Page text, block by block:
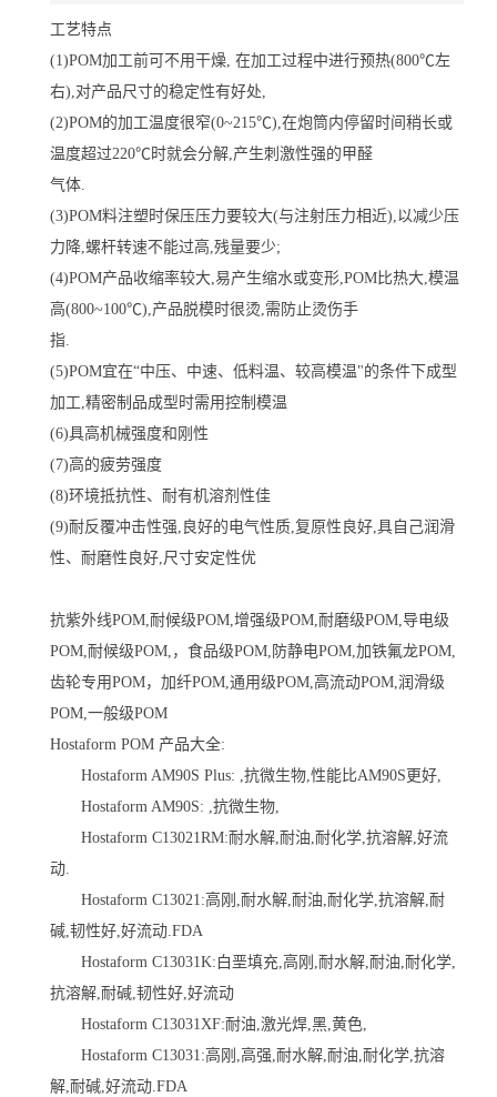
工艺特点
(1)POM加工前可不用干燥, 在加工过程中进行预热(800℃左
右),对产品尺寸的稳定性有好处,
(2)POM的加工温度很窄(0~215℃),在炮筒内停留时间稍长或
温度超过220℃时就会分解,产生刺激性强的甲醛
气体.
(3)POM料注塑时保压压力要较大(与注射压力相近),以减少压
力降,螺杆转速不能过高,残量要少;
(4)POM产品收缩率较大,易产生缩水或变形,POM比热大,模温
高(800~100℃),产品脱模时很烫,需防止烫伤手
指.
(5)POM宜在“中压、中速、低料温、较高模温"的条件下成型
加工,精密制品成型时需用控制模温
(6)具高机械强度和刚性
(7)高的疲劳强度
(8)环境抵抗性、耐有机溶剂性佳
(9)耐反覆冲击性强,良好的电气性质,复原性良好,具自己润滑
性、耐磨性良好,尺寸安定性优
抗紫外线POM,耐候级POM,增强级POM,耐磨级POM,导电级
POM,耐候级POM,，食品级POM,防静电POM,加铁氟龙POM,
齿轮专用POM，加纤POM,通用级POM,高流动POM,润滑级
POM,一般级POM
Hostaform POM 产品大全:
Hostaform AM90S Plus: ,抗微生物,性能比AM90S更好,
Hostaform AM90S: ,抗微生物,
Hostaform C13021RM:耐水解,耐油,耐化学,抗溶解,好流
动.
Hostaform C13021:高刚,耐水解,耐油,耐化学,抗溶解,耐
碱,韧性好,好流动.FDA
Hostaform C13031K:白垩填充,高刚,耐水解,耐油,耐化学,
抗溶解,耐碱,韧性好,好流动
Hostaform C13031XF:耐油,激光焊,黑,黄色,
Hostaform C13031:高刚,高强,耐水解,耐油,耐化学,抗溶
解,耐碱,好流动.FDA